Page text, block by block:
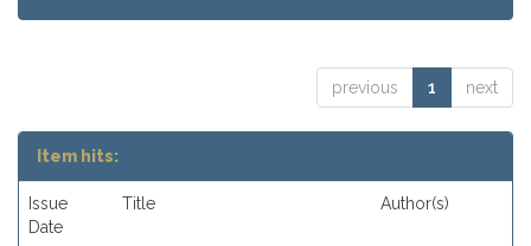
previous 1 next
Item hits:
Issue
Date
Title Author(s)